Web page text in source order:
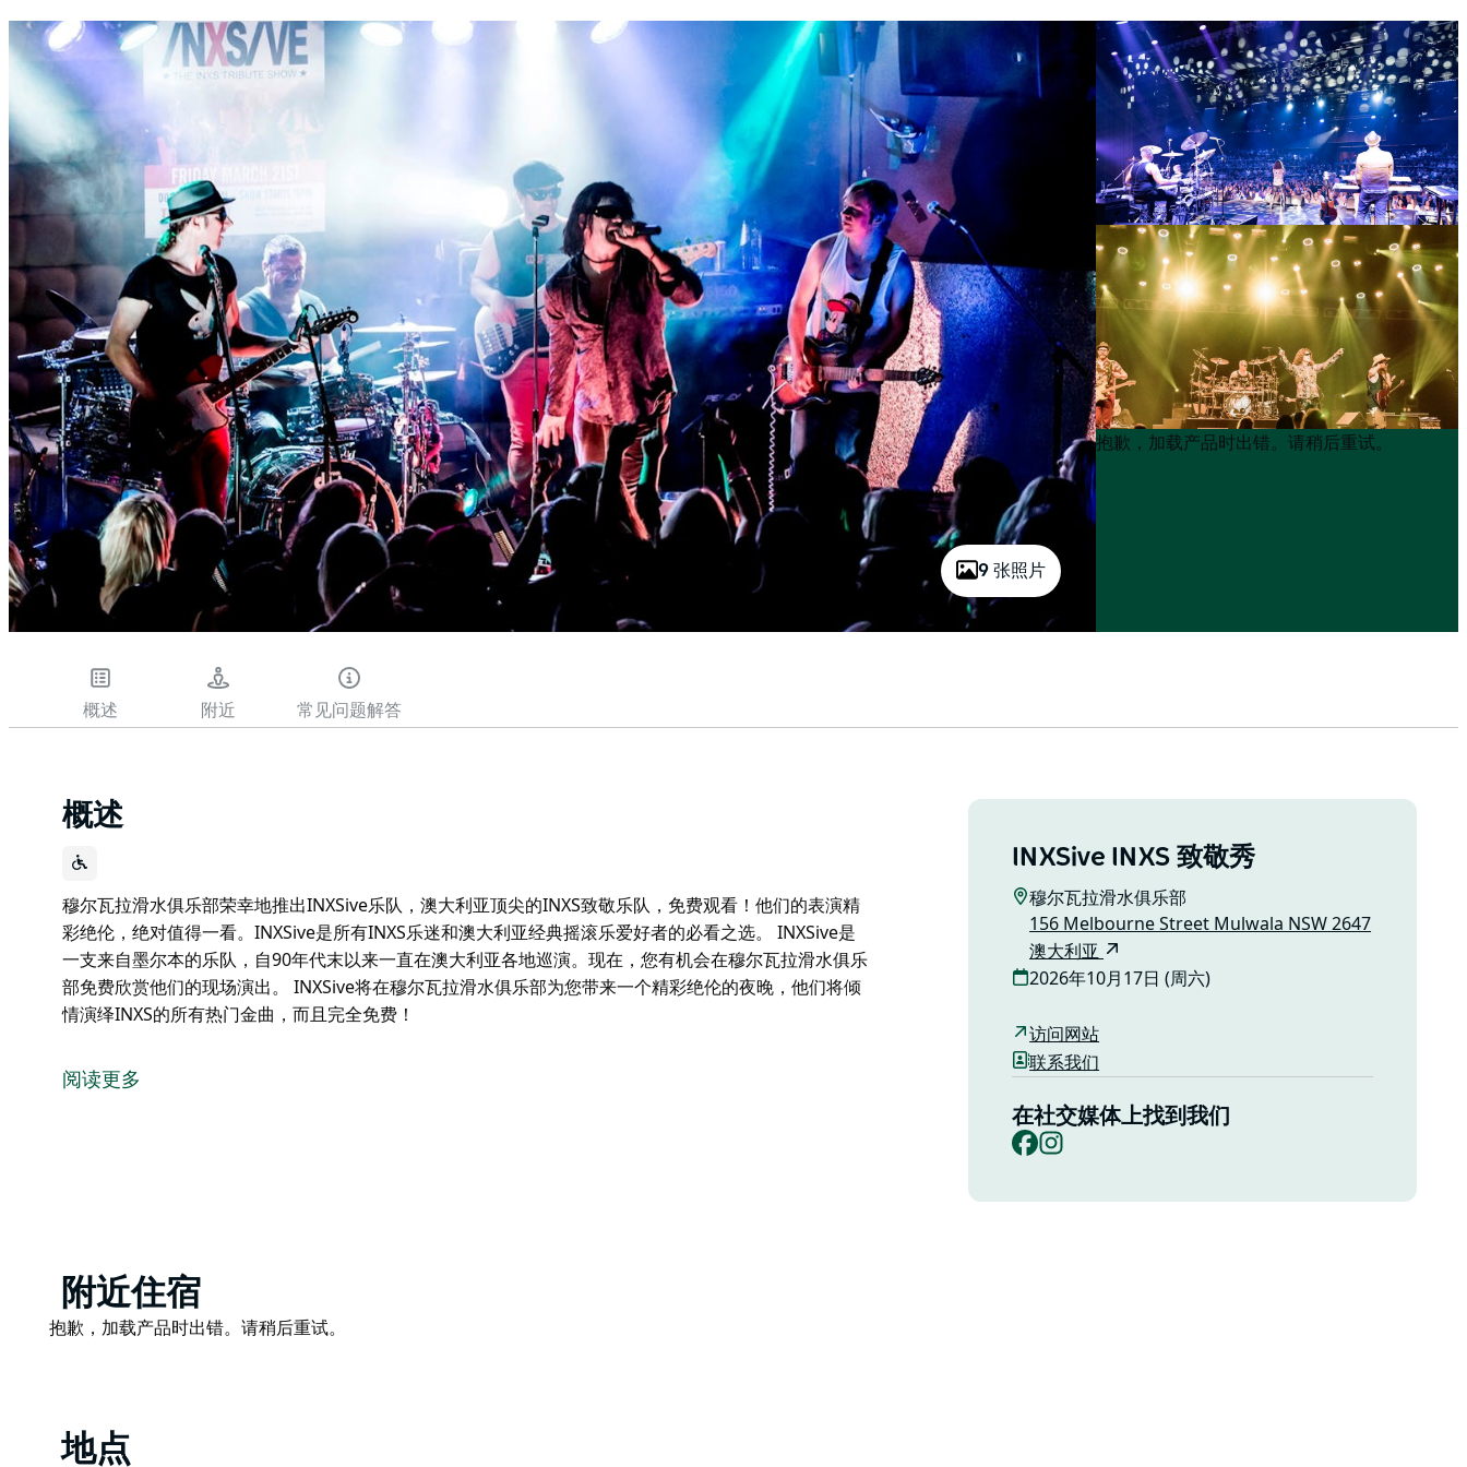
9 张照片
Product
List
Product
List
抱歉，加载产品时出错。请稍后重试。
概述 附近 常见问题解答
概述
穆尔瓦拉滑水俱乐部荣幸地推出INXSive乐队，澳大利亚顶尖的INXS致敬乐队，免费观看！他们的表演精
彩绝伦，绝对值得一看。INXSive是所有INXS乐迷和澳大利亚经典摇滚乐爱好者的必看之选。 INXSive是
一支来自墨尔本的乐队，自90年代末以来一直在澳大利亚各地巡演。现在，您有机会在穆尔瓦拉滑水俱乐
部免费欣赏他们的现场演出。 INXSive将在穆尔瓦拉滑水俱乐部为您带来一个精彩绝伦的夜晚，他们将倾
情演绎INXS的所有热门金曲，而且完全免费！
彩绝伦，绝对值得一看。INXSive是所有INXS乐迷和澳大利亚经典摇滚乐爱好者的必看之选。
阅读更多
INXSive INXS 致敬秀
穆尔瓦拉滑水俱乐部
156 Melbourne Street Mulwala NSW 2647
澳大利亚
2026年10月17日 (周六)
访问网站
联系我们
在社交媒体上找到我们
Facebook
Product
List
附近住宿
Product
抱歉，加载产品时出错。请稍后重试。
地点